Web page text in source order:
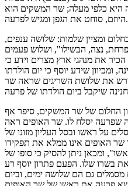
היא כלפי מעלה; שר המשקים הוא
היוזם, סוחט את הגפן ומגיש לפרעה.
ומציין שלמות: שלושה ענפים,
נצה, הבשילו", ושלוש פעמים
את מנהגי ארץ מצרים וידע כי
ומכיוון שידע יוסף כי יום הולדתו
את שלושת השריגים שראה שר
החלום של שר המשקים, סיפר אף
שפרעה יסלח לו. שר האופים ראה
על ראשו ובסל העליון מזונו של
שר האופים אינו ממלא את תפקידו
ומכאן ניתן להסיק כי סופו של
בשרו שלו. הפעם פתרון יוסף רע
גם הם שלושה ימים, וביום